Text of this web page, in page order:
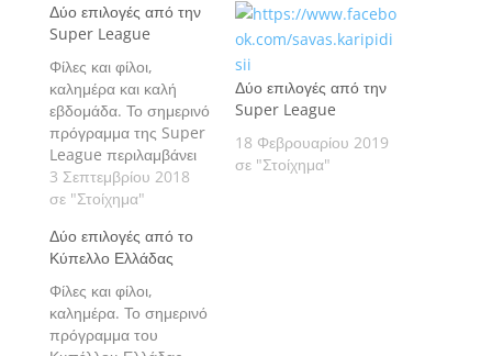
Δύο επιλογές από την
Super League
Φίλες και φίλοι,
καλημέρα και καλή
εβδομάδα. Το σημερινό
πρόγραμμα της Super
League περιλαμβάνει
δύο αγώνες με τους
οποίους
αγωνιστική. Πάμε να
δούμε τις εκτιμήσεις
μας αναλυτικά.
3 Σεπτεμβρίου 2018
σε "Στοίχημα"
Δύο επιλογές από την
Super League
18 Φεβρουαρίου 2019
σε "Στοίχημα"
Δύο επιλογές από το
Κύπελλο Ελλάδας
Φίλες και φίλοι,
καλημέρα. Το σημερινό
πρόγραμμα του